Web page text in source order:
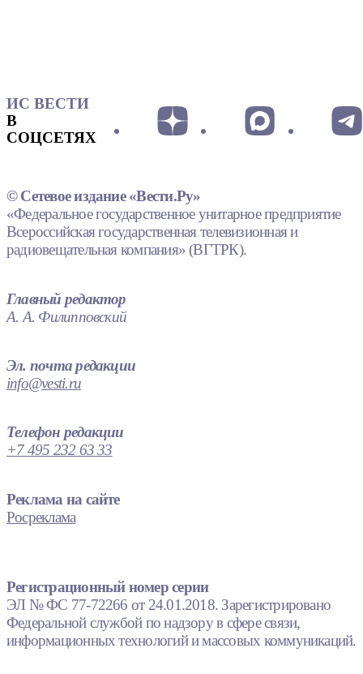
ИС ВЕСТИ
В
СОЦСЕТЯХ
© Сетевое издание «Вести.Ру»
«Федеральное государственное унитарное предприятие
Всероссийская государственная телевизионная и
радиовещательная компания» (ВГТРК).
Главный редактор
А. А. Филипповский
Эл. почта редакции
info@vesti.ru
Телефон редакции
+7 495 232 63 33
Реклама на сайте
Росреклама
Регистрационный номер серии
ЭЛ № ФС 77-72266 от 24.01.2018. Зарегистрировано
Федеральной службой по надзору в сфере связи,
информационных технологий и массовых коммуникаций.